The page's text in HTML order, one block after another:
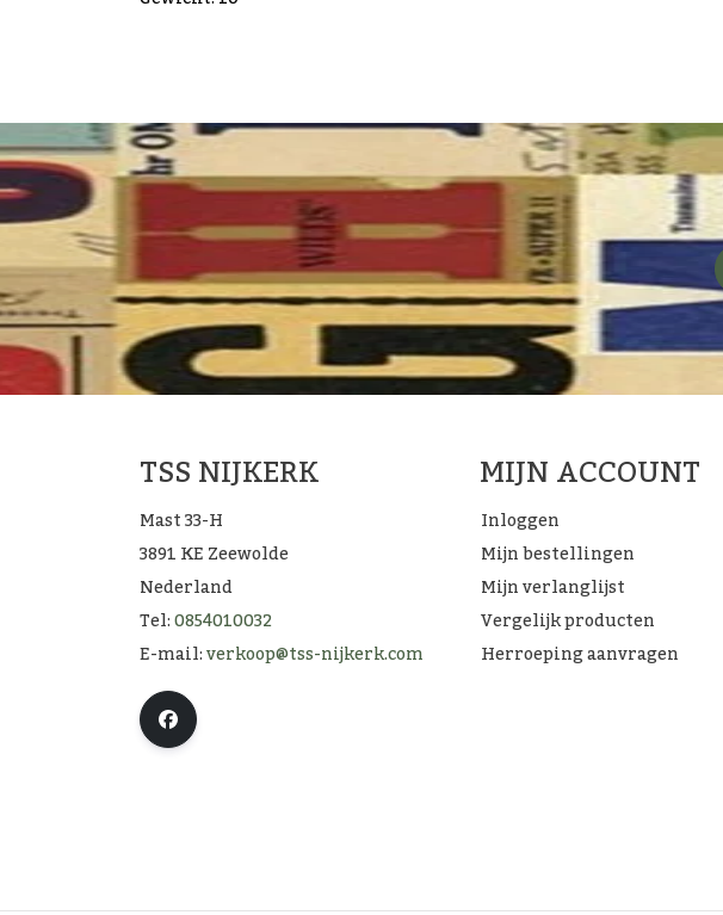
TSS NIJKERK
Mast 33-H
3891 KE Zeewolde
Nederland
Tel:0854010032
E-mail:verkoop@tss-nijkerk.com
MIJN ACCOUNT
Inloggen
Mijn bestellingen
Mijn verlanglijst
Vergelijk producten
Herroeping aanvragen